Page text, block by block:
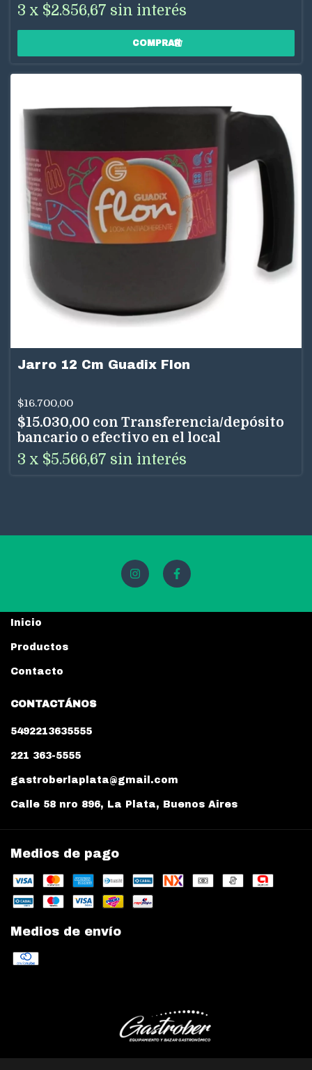
3 x $2.856,67 sin interés
Jarro 12 Cm Guadix Flon
$16.700,00
$15.030,00 con Transferencia/depósito
bancario o efectivo en el local
3 x $5.566,67 sin interés
Inicio
Productos
Contacto
CONTACTÁNOS
5492213635555
221 363-5555
gastroberlaplata@gmail.com
Calle 58 nro 896, La Plata, Buenos Aires
Medios de pago
Medios de envío